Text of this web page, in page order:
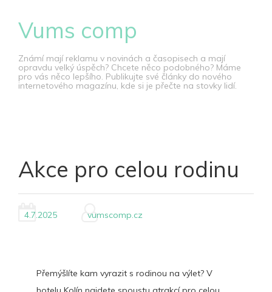
contentVums comp
Známí mají reklamu v novinách a časopisech a mají
opravdu velký úspěch? Chcete něco podobného? Máme
pro vás něco lepšího. Publikujte své články do nového
internetového magazínu, kde si je přečte na stovky lidí.
Akce pro celou rodinu
4.7.2025 vumscomp.cz
Přemýšlíte kam vyrazit s rodinou na výlet? V